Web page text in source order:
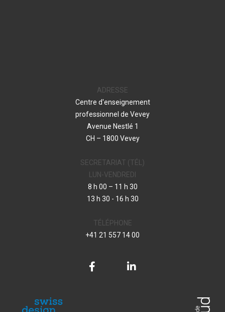
ADRESSE
Centre d'enseignement
professionnel de Vevey
Avenue Nestlé 1
CH – 1800 Vevey
SECRETARIAT (TÉL)
LUN-VENDREDI
8 h 00 – 11 h 30
13 h 30 - 16 h 30
TÉLÉPHONE
+41 21 557 14 00